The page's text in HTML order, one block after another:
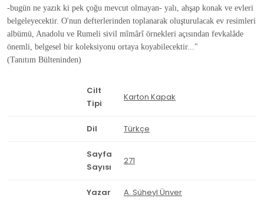
-bugün ne yazık ki pek çoğu mevcut olmayan- yalı, ahşap konak ve evleri
belgeleyecektir. O'nun defterlerinden toplanarak oluşturulacak ev resimleri
albümü, Anadolu ve Rumeli sivil mîmârî örnekleri açısından fevkalâde
önemli, belgesel bir koleksiyonu ortaya koyabilecektir..."
(Tanıtım Bülteninden)
Cilt
Tipi
Karton Kapak
Dil Türkçe
Sayfa
Sayısı
271
Yazar A. Süheyl Ünver